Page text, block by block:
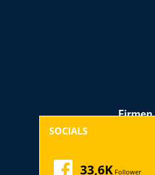
Firmen
SOCIALS
33,6K Follower